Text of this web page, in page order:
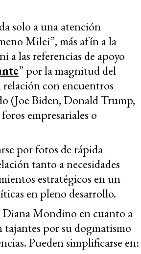
solo a una atención
Milei”, más afín a la
a las referencias de apoyo
” por la magnitud del
relación con encuentros
(Joe Biden, Donald Trump,
empresariales o
por fotos de rápida
tanto a necesidades
estratégicos en un
en pleno desarrollo.
Diana Mondino en cuanto a
por su dogmatismo
Pueden simplificarse en: